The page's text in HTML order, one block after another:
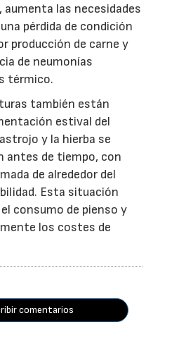
las necesidades
pérdida de condición
producción de carne y
de neumonías
térmico.
también están
estival del
y la hierba se
antes de tiempo, con
de alrededor del
Esta situación
consumo de pienso y
los costes de
comentarios